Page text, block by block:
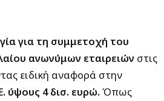
για τη συμμετοχή του
ανωνύμων εταιρειώνστις
ειδική αναφορά στην
ύψους 4 δισ. ευρώ.Όπως